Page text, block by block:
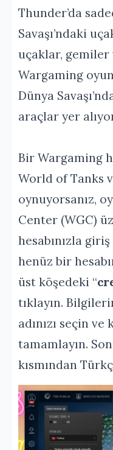
Thunder’da
Savaşı’ndaki
uçaklar, gemiler
Wargaming
Dünya
araçlar yer
Bir Wargaming
World of Tanks
oynuyorsanız,
Center (WGC)
hesabınızla
henüz bir
üst köşedeki “
tıklayın.
adınızı seçin
tamamlayın.
kısmından